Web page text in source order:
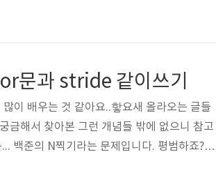
개는 방법을 알아보려고해요. String 쪼개기
과 stride 같이쓰기
이 배우는 것 같아요..핳요새 올라오는 글들
금해서 찾아본 그런 개념들 밖에 없으니 참고
백준의 N찍기라는 문제입니다. 평범하죠? ~
으면 기찍N을 풀어야한다. 응 짱쉬워~ 응 풀